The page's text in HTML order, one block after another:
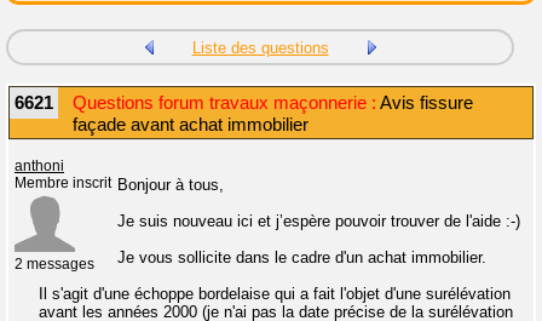
Liste des questions
6621 Questions forum travaux maçonnerie : Avis fissure
façade avant achat immobilier
anthoni
Membre inscrit
2 messages
Bonjour à tous,
Je suis nouveau ici et j’espère pouvoir trouver de l'aide :-)
Je vous sollicite dans le cadre d'un achat immobilier.
Il s'agit d'une échoppe bordelaise qui a fait l'objet d'une surélévation
avant les années 2000 (je n'ai pas la date précise de la surélévation